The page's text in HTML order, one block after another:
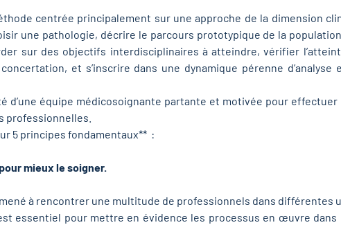
centrée principalement sur une approche de la dimension
une pathologie, décrire le parcours prototypique de la
sur des objectifs interdisciplinaires à atteindre, vérifier
et s’inscrire dans une dynamique pérenne d’analyse
d’une équipe médicosoignante partante et motivée pour
professionnelles.
5 principes fondamentaux** :
mieux le soigner.
à rencontrer une multitude de professionnels dans différentes
essentiel pour mettre en évidence les processus en œuvre